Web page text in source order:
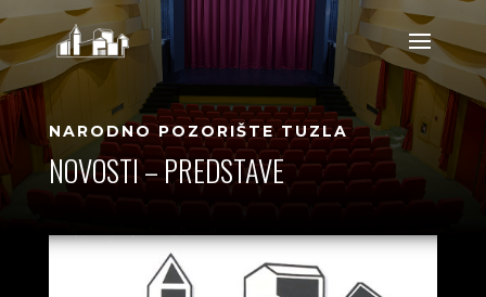
NARODNO POZORIŠTE TUZLA
NOVOSTI – PREDSTAVE